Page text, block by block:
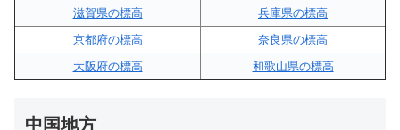
滋賀県の標高
兵庫県の標高
京都府の標高
奈良県の標高
大阪府の標高
和歌山県の標高
中国地方